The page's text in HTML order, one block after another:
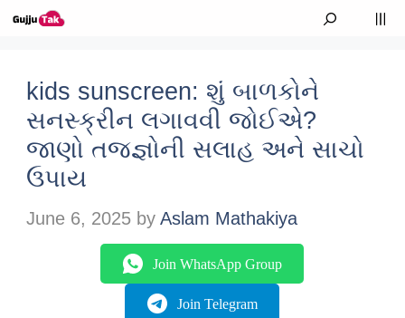
Skip to content
kids sunscreen: શું બાળકોને
સનસ્ક્રીન લગાવવી જોઈએ?
જાણો તજજ્ઞોની સલાહ અને સાચો
ઉપાય
June 6, 2025 by Aslam Mathakiya
Join WhatsApp Group
Join Telegram